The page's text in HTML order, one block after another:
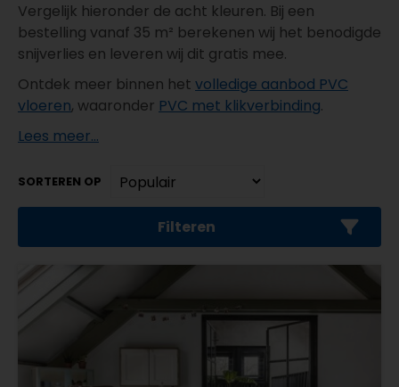
Vergelijk hieronder de acht kleuren. Bij een
bestelling vanaf 35 m² berekenen wij het benodigde
snijverlies en leveren wij dit gratis mee.
Ontdek meer binnen het volledige aanbod PVC
vloeren, waaronder PVC met klikverbinding.
Lees meer...
SORTEREN OP
Filteren